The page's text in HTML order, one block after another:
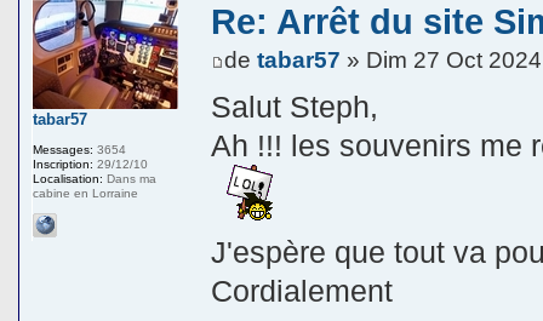
Re: Arrêt du site
detabar57 » Dim 27 Oct
Salut Steph,
Ah !!! les souvenirs me
J'espère que tout va
Cordialement
tabar57
Messages: 3654
Inscription: 29/12/10
Localisation: Dans ma
cabine en Lorraine